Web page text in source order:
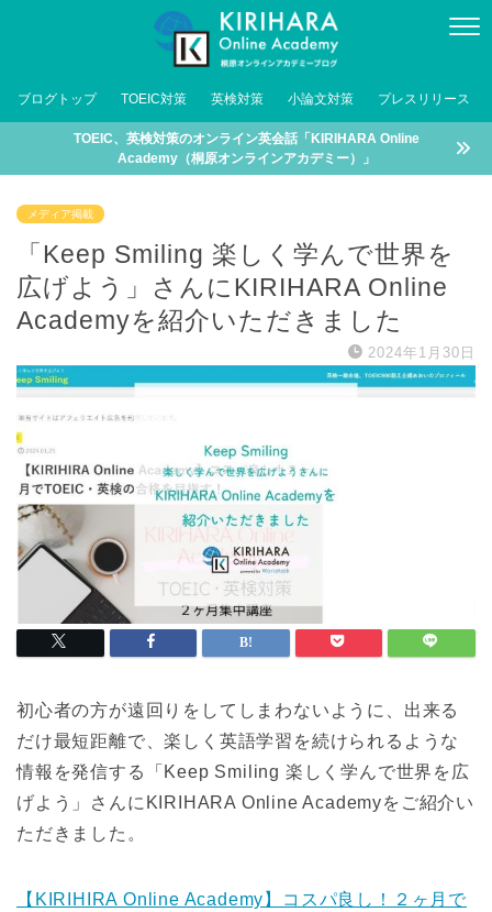
ブログトップ TOEIC対策 英検対策 小論文対策 プレスリリース
TOEIC、英検対策のオンライン英会話「KIRIHARA Online
Academy（桐原オンラインアカデミー）」
メディア掲載
「Keep Smiling 楽しく学んで世界を
広げよう」さんにKIRIHARA Online
Academyを紹介いただきました
2024年1月30日
初心者の方が遠回りをしてしまわないように、出来る
だけ最短距離で、楽しく英語学習を続けられるような
情報を発信する「Keep Smiling 楽しく学んで世界を広
げよう」さんにKIRIHARA Online Academyをご紹介い
ただきました。
【KIRIHIRA Online Academy】コスパ良し！２ヶ月で